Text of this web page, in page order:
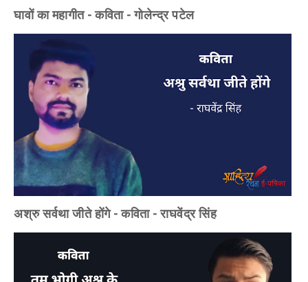
घावों का महागीत - कविता - गोलेन्द्र पटेल
अश्रु सर्वथा जीते होंगे - कविता - राघवेंद्र सिंह